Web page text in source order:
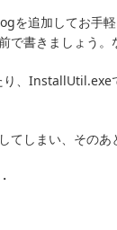
を追加してお手
書きましょう。
、InstallUtil.exe
しまい、そのあ